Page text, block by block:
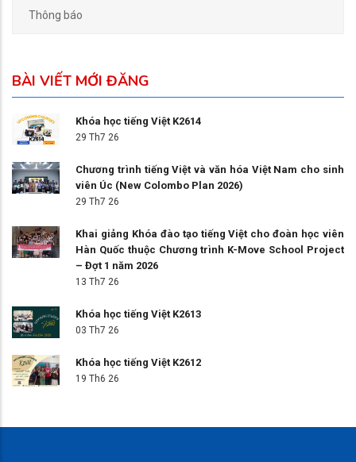
Thông báo
BÀI VIẾT MỚI ĐĂNG
Khóa học tiếng Việt K2614
29 Th7 26
Chương trình tiếng Việt và văn hóa Việt Nam cho sinh
viên Úc (New Colombo Plan 2026)
29 Th7 26
Khai giảng Khóa đào tạo tiếng Việt cho đoàn học viên
Hàn Quốc thuộc Chương trình K-Move School Project
– Đợt 1 năm 2026
13 Th7 26
Khóa học tiếng Việt K2613
03 Th7 26
Khóa học tiếng Việt K2612
19 Th6 26